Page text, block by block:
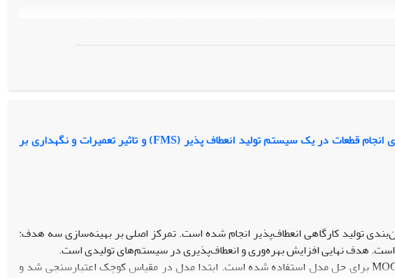
فولاد مبارکه اصفهان انجام گرفته است.
و ریخته‌گری بود. در هر مرحله، با استفاده از روش پیشنهادی تعداد متغیرهای کنترلی
PCAبر هر گروه اجرا گردید. در نتیجه، متغیرهای کلیدی
ماشین و کاهش ابعاد برای بهینه‌سازی کنترل کیفیت در فرآیندهای چندمرحله‌ای و
ابزار موثری برای مهندسان کیفیت و تحلیل‌گران فرآیند باشد.
ارایه یک مدل برنامه ریزی ریاضی فازی به منظور تخصیص و زمانبندی انجام قطعات در یک سیستم تولید انعطاف پذیر (FMS) و تاثیر تعمیرات و نگهداری بر
تولید کارگاهی انعطاف‌پذیر انجام شده است. تمرکز اصلی بر بهینه‌سازی سه هدف:
هدف نهایی افزایش بهره‌وری و انعطاف‌پذیری در سیستم‌های تولیدی است.
NSGA-II و MOGWO برای حل مدل استفاده شده است. ابتدا مدل در مقیاس کوچک اعتبارسنجی شد و